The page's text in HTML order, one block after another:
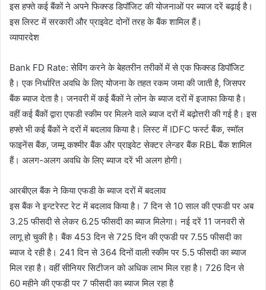
इस हफ्ते कई बैंकों ने अपने फिक्स्ड डिपॉजिट की योजनाओं पर ब्याज दरें बढ़ाई है।
इस लिस्ट में सरकारी और प्राइवेट दोनों तरह के बैंक शामिल हैं।
व्यापारदेश
Bank FD Rate: सेविंग करने के बेहतरीन तरीकों में से एक फिक्स्ड डिपॉजिट
है। एक निर्धारित अवधि के लिए योजना के तहत रकम जमा की जाती है, जिसपर
बैंक ब्याज देता है। जनवरी में कई बैंकों ने लोन के ब्याज दरों में इजाफा किया है।
वहीं कई बैंकों द्वारा एफडी स्कीम पर मिलने वाले ब्याज दरों में बढ़ोत्तरी की गई है। इस
हफ्ते भी कई बैंकों ने दरों में बदलाव किया है। लिस्ट में IDFC फर्स्ट बैंक, स्मॉल
फाइनेंस बैंक, जम्मू कश्मीर बैंक और प्राइवेट सेक्टर लेन्डर बैंक RBL बैंक शामिल
हैं। अलग-अलग अवधि के लिए ब्याज दरें भी अलग होगी।
आरबीएल बैंक ने किया एफडी के ब्याज दरों में बदलाव
इस बैंक ने इन्टरेस्ट रेट में बदलाव किया है। 7 दिन से 10 साल की एफडी पर अब
3.25 फीसदी से लेकर 6.25 फीसदी का ब्याज मिलेगा। नई दरें 11 जनवरी से
लागू हो चुकी है। बैंक 453 दिन से 725 दिन की एफडी पर 7.55 फीसदी का
ब्याज दे रही है। 241 दिन से 364 दिनों वाली स्कीम पर 5.5 फीसदी का ब्याज
मिल रहा है। वहीं सीनियर सिटीजन को अधिक लाभ मिल रहा है। 726 दिन से
60 महीने की एफडी पर 7 फीसदी का ब्याज मिल रहा है